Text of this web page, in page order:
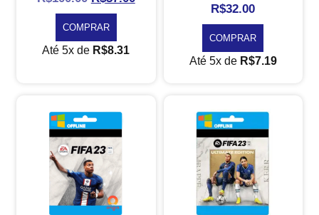
5.00
de 5
COMPRAR
Até 5x de R$8.31
Avaliação
5.00
de 5
R$32.00
COMPRAR
Até 5x de R$7.19